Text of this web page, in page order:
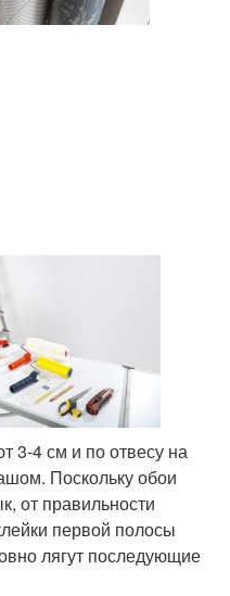
3-4 см и по отвесу на
Поскольку обои
от правильности
первой полосы
лягут последующие